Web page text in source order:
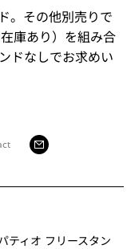
。その他別売りで
庫あり）を組み合
ドなしでお求めい
ティオ フリースタン